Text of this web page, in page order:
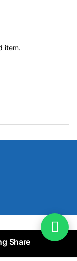
item.
Share